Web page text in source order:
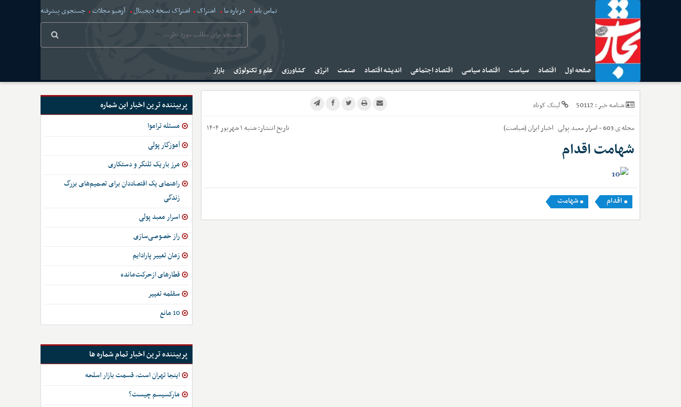
تماس باما درباره ما اشتراک اشتراک نسخه دیجیتال آرشیو مجلات جستجوی پیشرفته
صفحه اول اقتصاد سیاست اقتصاد سیاسی اقتصاد اجتماعی اندیشه اقتصاد صنعت انرژی کشاورزی علم و تکنولوژی بازار
شناسه خبر :50112
لینک کوتاه
مجله ی 603 - اسرار معبد پولی
اخبارایران (سیاست) تاریخ انتشار:شنبه ۱ شهریور ۱۴۰۴
شهامت اقدام
اقدام شهامت
پربیننده ترین اخبار این شماره
مسئله تراموا
آموزگار پولی
مرز باریک تلنگر و دستکاری
راهنمای یک اقتصاددان برای تصمیم‌های بزرگ
زندگی
اسرار معبد پولی
راز خصوصی‌سازی
زمان تغییر پارادایم
قطارهای از‌حرکت‌مانده
سقلمه تغییر
10 مانع
پربیننده ترین اخبار تمام شماره ها
اینجا تهران است، قسمت بازار اسلحه
مارکسیسم چیست؟